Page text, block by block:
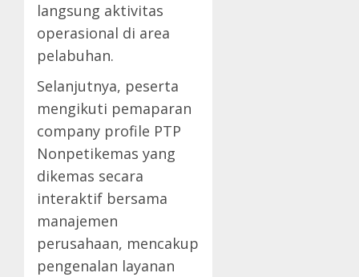
langsung aktivitas
operasional di area
pelabuhan.
Selanjutnya, peserta
mengikuti pemaparan
company profile PTP
Nonpetikemas yang
dikemas secara
interaktif bersama
manajemen
perusahaan, mencakup
pengenalan layanan